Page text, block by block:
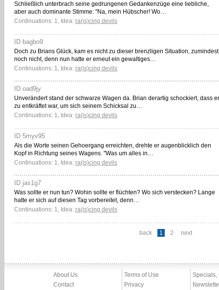
Schließlich unterbrach seine gedrungenen Gedankenzüge eine liebliche,
aber auch dominante Stimme: "Na, mein Hübscher! Wo…
Continuations: 1, Idea: ra(is)cing devils
ID bagbo9
Doch zu Brians Glück, kam es nicht zu dieser brenzligen Situation, zumindest
noch nicht, denn nun hatte er erneut ein gewaltiges…
Continuations: 1, Idea: ra(is)cing devils
ID oad9jy
Unverändert stand der schwarze Wagen da. Brian derartig schockiert, dass er
zu entkräftet war, um sich seinem Schicksal zu…
Continuations: 1, Idea: ra(is)cing devils
ID 5myv95
Als die Worte seinen Gehoergang erreichten, drehte er augenblicklich den
Kopf in Richtung seines Wagens. "Was um alles in…
Continuations: 1, Idea: ra(is)cing devils
ID jas1g7
Was sollte er nun tun? Wohin sollte er flüchten? Wo sich verstecken? Lange
hatte er sich auf diesen Tag vorbereitet, denn…
Continuations: 1, Idea: ra(is)cing devils
back 1 2 next
About Us
Contact
Terms of Use
Privacy
Specials,